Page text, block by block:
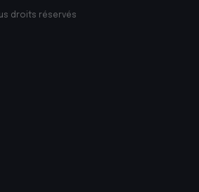
droits réservés